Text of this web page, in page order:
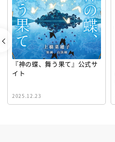
『神の蝶、舞う果て』公式サ
イト
2025.12.23